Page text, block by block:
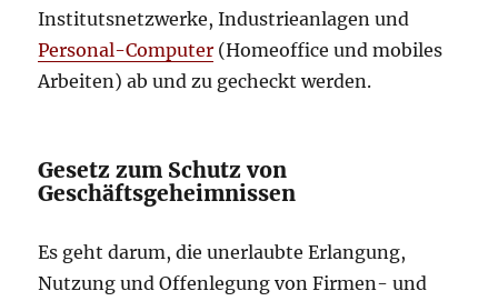
Institutsnetzwerke, Industrieanlagen und
Personal-Computer (Homeoffice und mobiles
Arbeiten) ab und zu gecheckt werden.
Gesetz zum Schutz von
Geschäftsgeheimnissen
Es geht darum, die unerlaubte Erlangung,
Nutzung und Offenlegung von Firmen- und